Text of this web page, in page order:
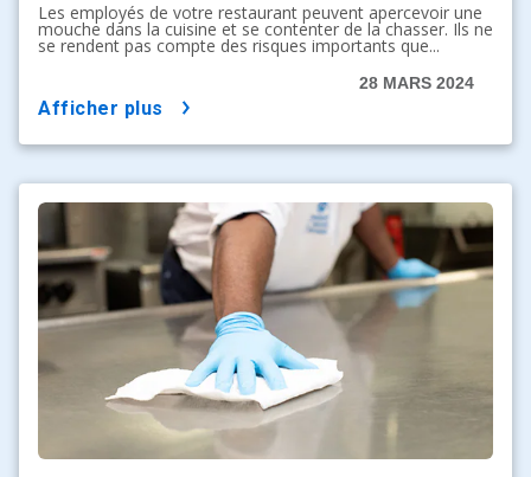
Les employés de votre restaurant peuvent apercevoir une
mouche dans la cuisine et se contenter de la chasser. Ils ne
se rendent pas compte des risques importants que...
28 MARS 2024
afficher plus